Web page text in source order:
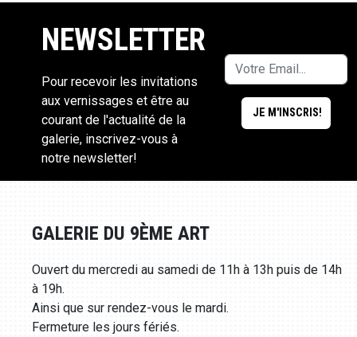
NEWSLETTER
Pour recevoir les invitations
aux vernissages et être au
courant de l'actualité de la
galerie, inscrivez-vous à
notre newsletter!
GALERIE DU 9ÈME ART
Ouvert du mercredi au samedi de 11h à 13h puis de 14h
à 19h.
Ainsi que sur rendez-vous le mardi.
Fermeture les jours fériés.